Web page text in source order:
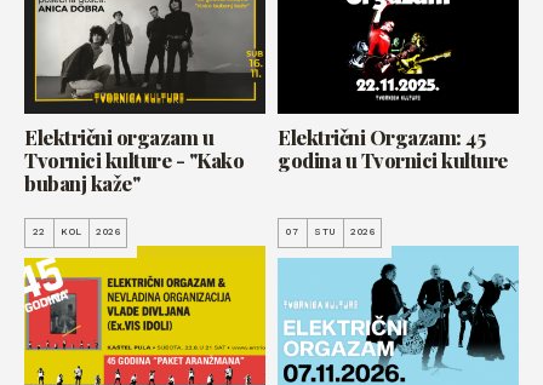
Električni orgazam u
Tvornici kulture - "Kako
bubanj kaže"
Električni Orgazam: 45
godina u Tvornici kulture
22 KOL 2026 07 STU 2026